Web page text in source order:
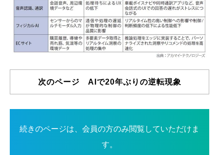
次のページ AIで20年ぶりの逆転現象
続きのページは、会員の方のみ閲覧していただけま
す。